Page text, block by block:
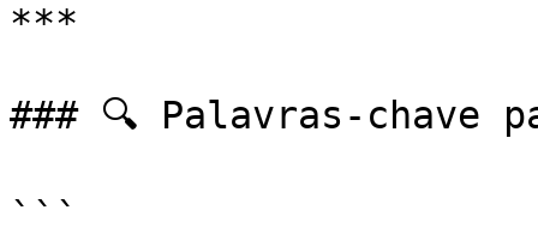
***
### 🔍 Palavras-chave
```